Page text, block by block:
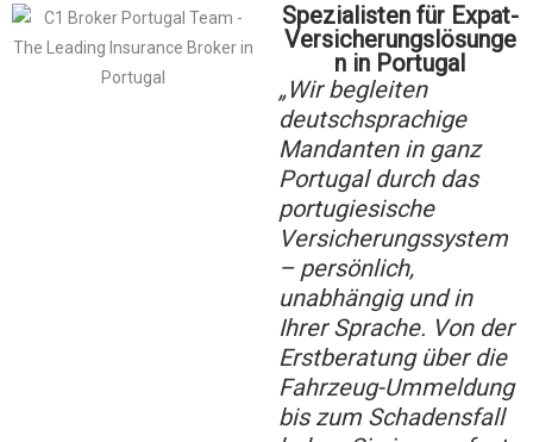
Spezialisten für Expat-
Versicherungslösunge
n in Portugal
„Wir begleiten
deutschsprachige
Mandanten in ganz
Portugal durch das
portugiesische
Versicherungssystem
– persönlich,
unabhängig und in
Ihrer Sprache. Von der
Erstberatung über die
Fahrzeug-Ummeldung
bis zum Schadensfall